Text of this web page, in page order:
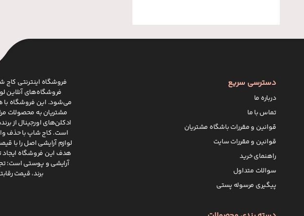
دسترسی سریع
درباره ما
تماس با ما
قوانین و مقررات باشگاه مشتریان
قوانین و مقررات سایت
راهنمای خرید
سوالات متداول
پیگیری مرسوله پستی
فروشگاه اینترنتی کاج
فروشگاه‌های آنلاین
می‌شود. این فروشگاه
مشتریان به محصولات
ادکلن‌های اورجینال از
است. کاج شاپ با حذف
لوازم آرایشی اصل را با
هدف این فروشگاه ایجاد
آرایشی و پوستی است؛
برند، قیمت